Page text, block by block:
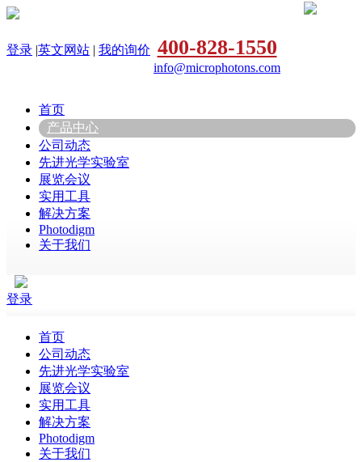
登录 |英文网站 | 我的询价 400-828-1550
info@microphotons.com
首页
产品中心
公司动态
先进光学实验室
展览会议
实用工具
解决方案
Photodigm
关于我们
登录
首页
公司动态
先进光学实验室
展览会议
实用工具
解决方案
Photodigm
关于我们